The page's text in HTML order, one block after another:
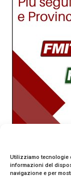
Utilizziamo tecnologie
informazioni del
navigazione e per